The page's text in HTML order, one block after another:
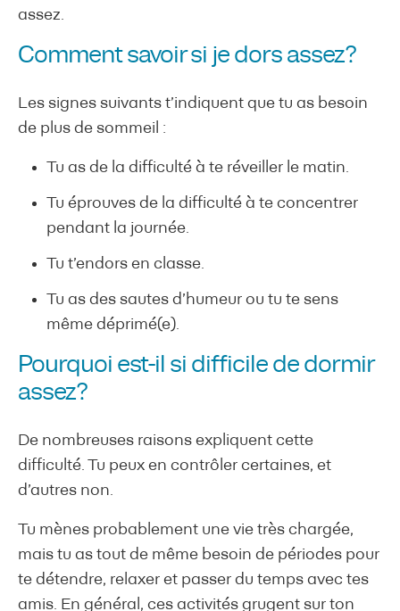
assez.
Comment savoir si je dors assez?
Les signes suivants t’indiquent que tu as besoin
de plus de sommeil :
Tu as de la difficulté à te réveiller le matin.
Tu éprouves de la difficulté à te concentrer
pendant la journée.
Tu t’endors en classe.
Tu as des sautes d’humeur ou tu te sens
même déprimé(e).
Pourquoi est-il si difficile de dormir
assez?
De nombreuses raisons expliquent cette
difficulté. Tu peux en contrôler certaines, et
d’autres non.
Tu mènes probablement une vie très chargée,
mais tu as tout de même besoin de périodes pour
te détendre, relaxer et passer du temps avec tes
amis. En général, ces activités grugent sur ton